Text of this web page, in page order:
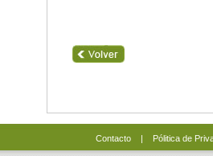
Contacto| Pólitica de